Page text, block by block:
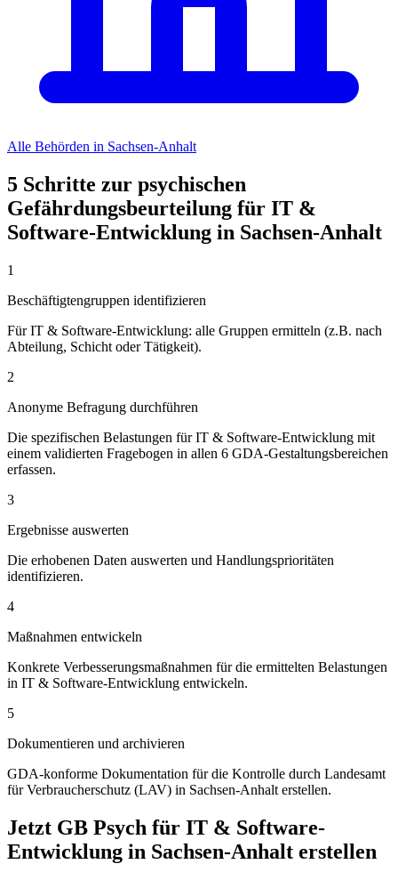
Alle Behörden in Sachsen-Anhalt
5 Schritte zur psychischen
Gefährdungsbeurteilung für IT &
Software-Entwicklung in Sachsen-Anhalt
1
Beschäftigtengruppen identifizieren
Für IT & Software-Entwicklung: alle Gruppen ermitteln (z.B. nach
Abteilung, Schicht oder Tätigkeit).
2
Anonyme Befragung durchführen
Die spezifischen Belastungen für IT & Software-Entwicklung mit
einem validierten Fragebogen in allen 6 GDA-Gestaltungsbereichen
erfassen.
3
Ergebnisse auswerten
Die erhobenen Daten auswerten und Handlungsprioritäten
identifizieren.
4
Maßnahmen entwickeln
Konkrete Verbesserungsmaßnahmen für die ermittelten Belastungen
in IT & Software-Entwicklung entwickeln.
5
Dokumentieren und archivieren
GDA-konforme Dokumentation für die Kontrolle durch Landesamt
für Verbraucherschutz (LAV) in Sachsen-Anhalt erstellen.
Jetzt GB Psych für IT & Software-
Entwicklung in Sachsen-Anhalt erstellen